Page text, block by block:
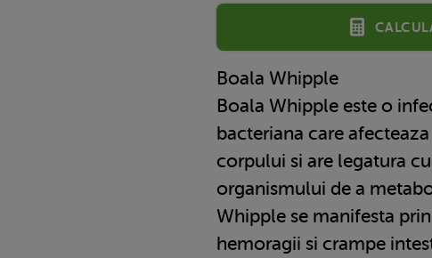
Boala Whipple
Boala Whipple este o
bacteriana care
corpului si are legatura
organismului de a
Whipple se manifesta
hemoragii si crampe